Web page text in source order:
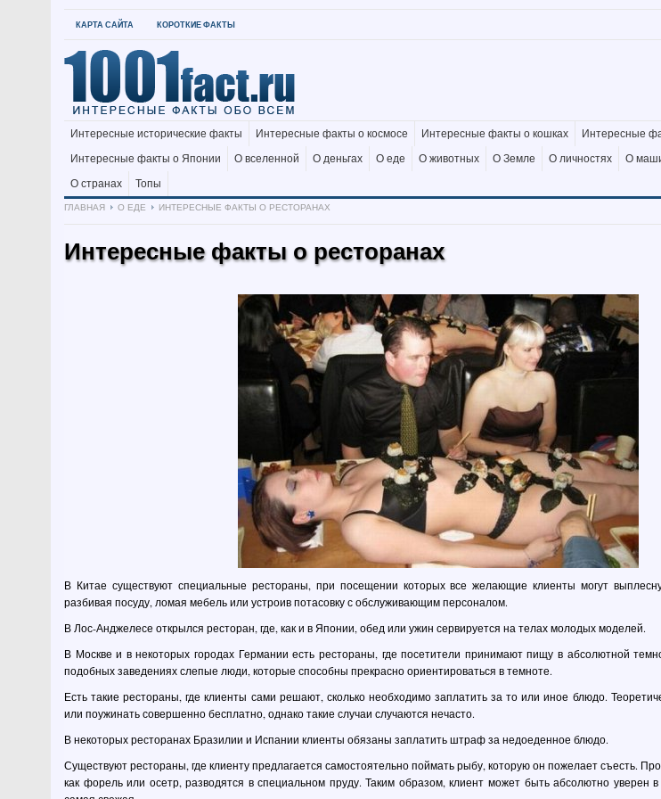
КАРТА САЙТА КОРОТКИЕ ФАКТЫ
Интересные исторические факты Интересные факты о космосе Интересные факты о кошках Интересные
Интересные факты о Японии
О вселенной О деньгах О еде О животных О Земле О личностях О
О странах
Топы
ГЛАВНАЯ
О ЕДЕ ИНТЕРЕСНЫЕ ФАКТЫ О РЕСТОРАНАХ
Интересные факты о ресторанах
В Китае существуют специальные рестораны, при посещении которых все желающие клиенты могут
разбивая посуду, ломая мебель или устроив потасовку с обслуживающим персоналом.
В Лос-Анджелесе открылся ресторан, где, как и в Японии, обед или ужин сервируется на телах молодых моделей.
В Москве и в некоторых городах Германии есть рестораны, где посетители принимают пищу в абсолютной
подобных заведениях слепые люди, которые способны прекрасно ориентироваться в темноте.
Есть такие рестораны, где клиенты сами решают, сколько необходимо заплатить за то или иное блюдо.
или поужинать совершенно бесплатно, однако такие случаи случаются нечасто.
В некоторых ресторанах Бразилии и Испании клиенты обязаны заплатить штраф за недоеденное блюдо.
Существуют рестораны, где клиенту предлагается самостоятельно поймать рыбу, которую он пожелает съесть.
как форель или осетр, разводятся в специальном пруду. Таким образом, клиент может быть абсолютно уверен